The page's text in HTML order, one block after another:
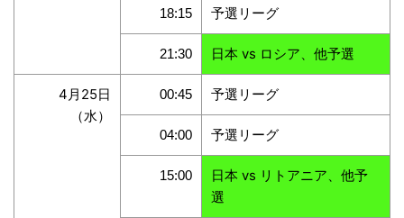
18:15 予選リーグ
21:30 日本 vs ロシア、他予選
4月25日
（水）
00:45 予選リーグ
04:00 予選リーグ
15:00
日本 vs リトアニア、他予
選